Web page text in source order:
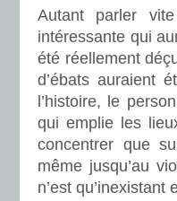
Autant parler
intéressante qui
été réellement
d’ébats auraient
l’histoire, le
qui emplie les
concentrer que
même jusqu’au
n’est